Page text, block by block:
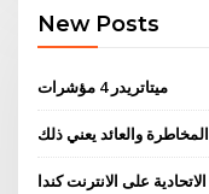
New Posts
ميتاتريدر 4 مؤشرات
والعائد يعني ذلك
على الانترنت كندا